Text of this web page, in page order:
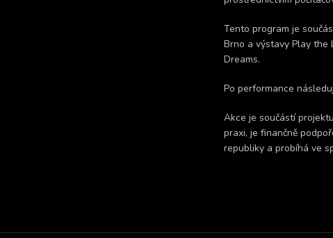
Tento program je
Brno a výstavy Play the
Dreams.
Po performance
Akce je součástí
praxi, je finančně
republiky a probíhá ve